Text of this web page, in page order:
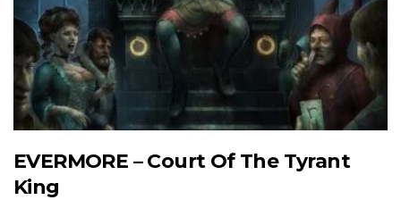
EVERMORE – Court Of The Tyrant
King